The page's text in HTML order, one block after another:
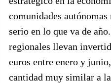
comunidades
serio en lo que va de
regionales llevan
euros entre enero y
cantidad muy similar a